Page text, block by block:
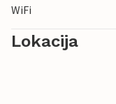
WiFi
Lokacija